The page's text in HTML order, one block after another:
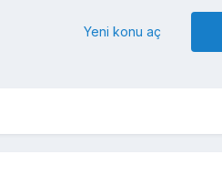
Yeni konu aç